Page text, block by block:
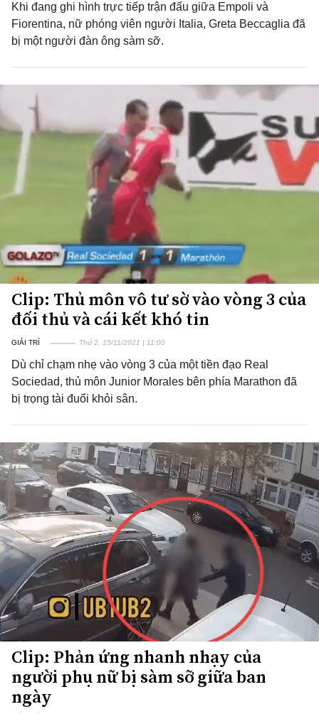
Khi đang ghi hình trực tiếp trận đấu giữa Empoli và
Fiorentina, nữ phóng viên người Italia, Greta Beccaglia đã
bị một người đàn ông sàm sỡ.
Clip: Thủ môn vô tư sờ vào vòng 3 của
đối thủ và cái kết khó tin
GIẢI TRÍ Thứ 2, 15/11/2021 | 11:00
Dù chỉ chạm nhẹ vào vòng 3 của một tiền đạo Real
Sociedad, thủ môn Junior Morales bên phía Marathon đã
bị trọng tài đuổi khỏi sân.
Clip: Phản ứng nhanh nhạy của
người phụ nữ bị sàm sỡ giữa ban
ngày